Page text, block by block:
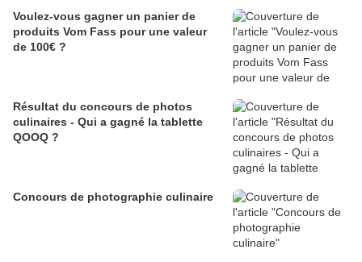
Voulez-vous gagner un panier de
produits Vom Fass pour une valeur
de 100€ ?
Résultat du concours de photos
culinaires - Qui a gagné la tablette
QOOQ ?
Concours de photographie culinaire